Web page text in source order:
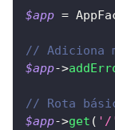
$app =
// Adiciona
$app->
// Rota
$app->get ( '/